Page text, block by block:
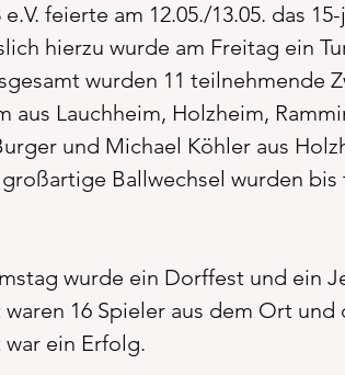
feierte am 12.05./13.05. das
hierzu wurde am Freitag ein
wurden 11 teilnehmende
aus Lauchheim, Holzheim,
und Michael Köhler aus
großartige Ballwechsel wurden
wurde ein Dorffest und ein
16 Spieler aus dem Ort
ein Erfolg.